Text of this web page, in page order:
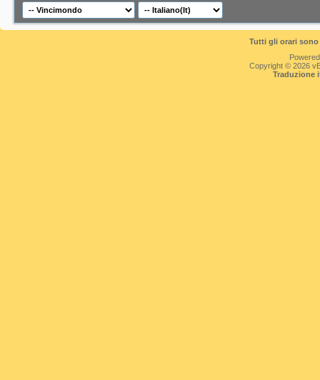
Tutti gli orari
Copyright © 2026
Traduzione